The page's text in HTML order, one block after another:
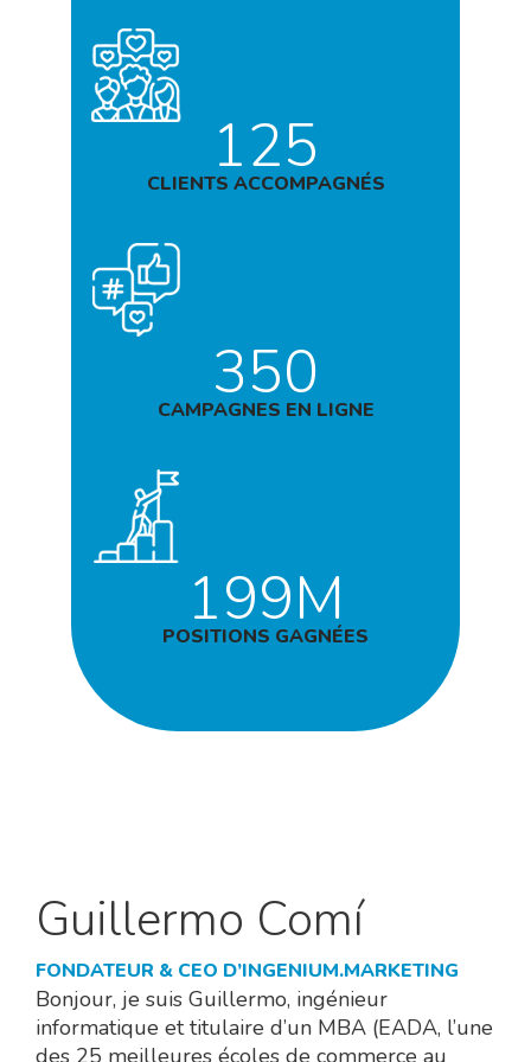
125
CLIENTS ACCOMPAGNÉS
350
CAMPAGNES EN LIGNE
199M
POSITIONS GAGNÉES
Guillermo Comí
FONDATEUR & CEO D’INGENIUM.MARKETING
Bonjour, je suis Guillermo, ingénieur
informatique et titulaire d’un MBA (EADA, l’une
des 25 meilleures écoles de commerce au